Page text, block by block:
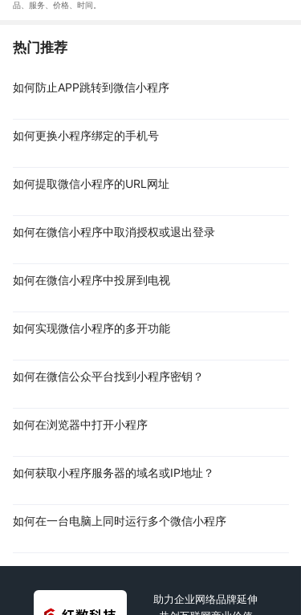
品、服务、价格、时间
热门推荐
如何防止APP跳转到微信小程序
如何更换小程序绑定的手机号
如何提取微信小程序的URL网址
如何在微信小程序中取消授权或退出登录
如何在微信小程序中投屏到电视
如何实现微信小程序的多开功能
如何在微信公众平台找到小程序密钥？
如何在浏览器中打开小程序
如何获取小程序服务器的域名或IP地址？
如何在一台电脑上同时运行多个微信小程序
助力企业网络品牌延伸